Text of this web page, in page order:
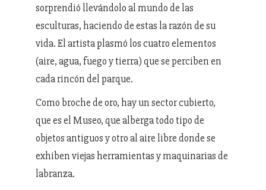
sorprendió llevándolo al mundo de las
esculturas, haciendo de estas la razón de su
vida. El artista plasmó los cuatro elementos
(aire, agua, fuego y tierra) que se perciben en
cada rincón del parque.
Como broche de oro, hay un sector cubierto,
que es el Museo, que alberga todo tipo de
objetos antiguos y otro al aire libre donde se
exhiben viejas herramientas y maquinarias de
labranza.